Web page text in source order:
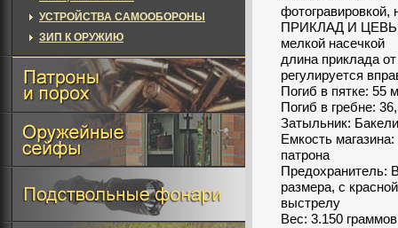
фотогравировкой,
ПРИКЛАД И ЦЕВЬЕ:
мелкой насечкой
длина приклада
регулируется
Погиб в пятке: 55
Погиб в гребне:
Затыльник:
Емкость
патрона
Предохранитель:
размера, с
выстрелу
Вес: 3.150
УСТРОЙСТВА САМООБОРОНЫ
ЗИП К ОРУЖИЮ